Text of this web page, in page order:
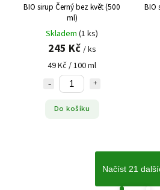
BIO sirup Černý bez květ (500
ml)
Skladem (1 ks)
245 Kč / ks
49 Kč / 100 ml
Do košíku
BIO
Načíst 21